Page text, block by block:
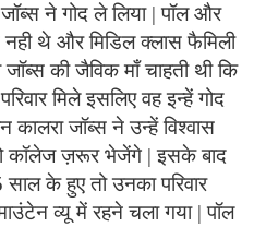
ने गोद ले लिया | पॉल और
नही थे और मिडिल क्लास फैमिली
की जैविक माँ चाहती थी कि
मिले इसलिए वह इन्हें गोद
जॉब्स ने उन्हें विश्वास
कॉलेज ज़रूर भेजेंगे | इसके बाद
के हुए तो उनका परिवार
व्यू में रहने चला गया | पॉल